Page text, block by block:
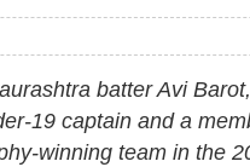
batter Avi
19 captain and a
winning team in the